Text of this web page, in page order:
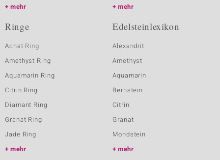
mehr
mehr
Ringe
Achat Ring
Amethyst Ring
Aquamarin Ring
Citrin Ring
Diamant Ring
Granat Ring
Jade Ring
mehr
Edelsteinlexikon
Alexandrit
Amethyst
Aquamarin
Bernstein
Citrin
Granat
Mondstein
mehr